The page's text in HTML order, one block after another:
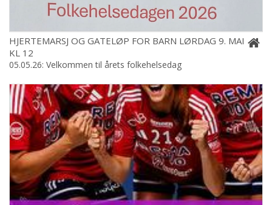
HJERTEMARSJ OG GATELØP FOR BARN LØRDAG 9. MAI
KL 12
05.05.26: Velkommen til årets folkehelsedag